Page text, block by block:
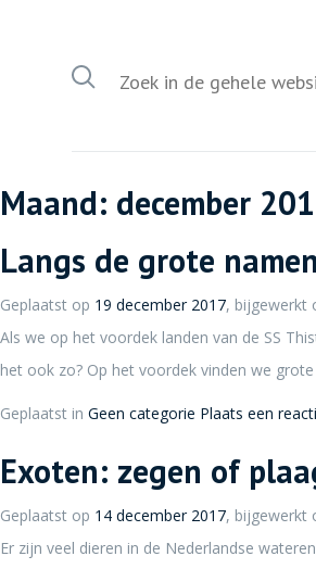
Maand: december
Langs de grote
Geplaatst op 19 december 2017, bijgewerkt
Als we op het voordek landen van de SS
het ook zo? Op het voordek vinden we
Geplaatst in Geen categorie Plaats een
Exoten: zegen of
Geplaatst op 14 december 2017, bijgewerkt
Er zijn veel dieren in de Nederlandse